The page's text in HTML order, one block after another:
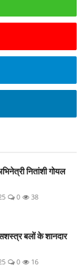
नितांशी गोयल
0 38
बलों के शानदार
0 16